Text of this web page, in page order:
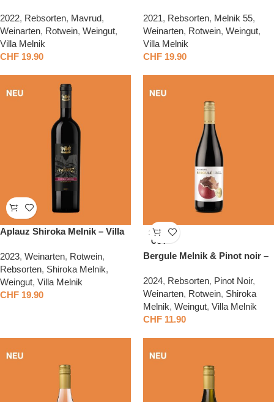
2022, Rebsorten, Mavrud,
Weinarten, Rotwein, Weingut,
Villa Melnik
CHF 19.90
2021, Rebsorten, Melnik 55,
Weinarten, Rotwein, Weingut,
Villa Melnik
CHF 19.90
Aplauz Shiroka Melnik – Villa
2023, Weinarten, Rotwein,
Rebsorten, Shiroka Melnik,
Weingut, Villa Melnik
CHF 19.90
SOLD
OUT
Bergule Melnik & Pinot noir –
2024, Rebsorten, Pinot Noir,
Weinarten, Rotwein, Shiroka
Melnik, Weingut, Villa Melnik
CHF 11.90